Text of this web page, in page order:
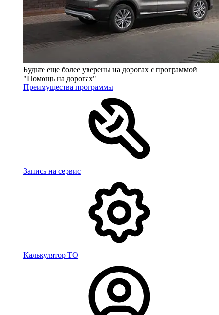
Будьте еще более уверены на дорогах с программой
"Помощь на дорогах"
Преимущества программы
Запись на сервис
Калькулятор ТО